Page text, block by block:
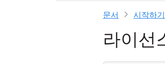
문서 시작하기
라이선